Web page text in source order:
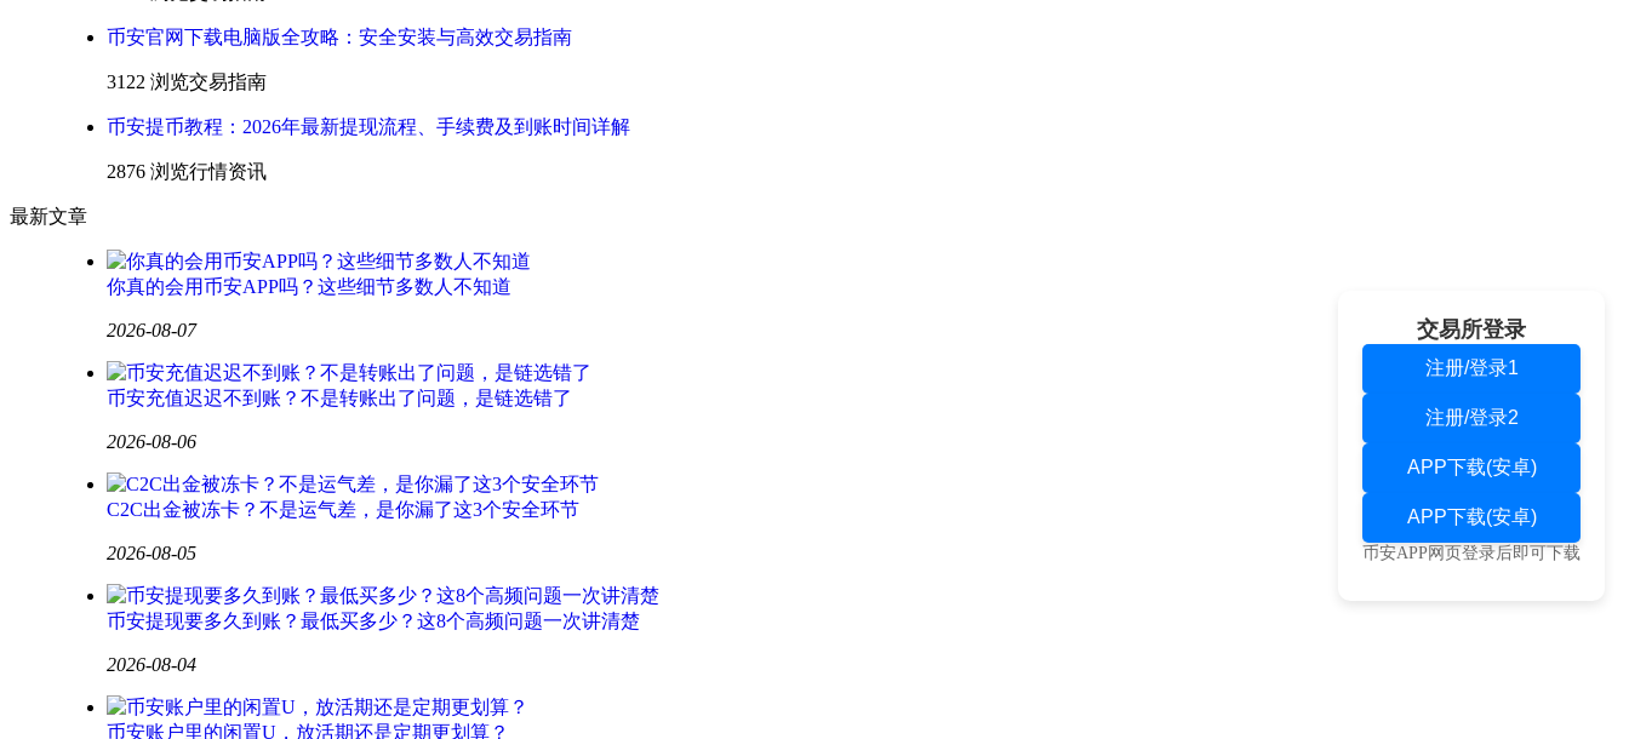
币安官网下载电脑版全攻略：安全安装与高效交易指南
3122 浏览交易指南
币安提币教程：2026年最新提现流程、手续费及到账时间详解
2876 浏览行情资讯
最新文章
你真的会用币安APP吗？这些细节多数人不知道
2026-08-07
币安充值迟迟不到账？不是转账出了问题，是链选错了
2026-08-06
C2C出金被冻卡？不是运气差，是你漏了这3个安全环节
2026-08-05
币安提现要多久到账？最低买多少？这8个高频问题一次讲清楚
2026-08-04
币安账户里的闲置U，放活期还是定期更划算？
交易所登录
注册/登录1
注册/登录2
APP下载(安卓)
APP下载(安卓)
币安APP网页登录后即可下载